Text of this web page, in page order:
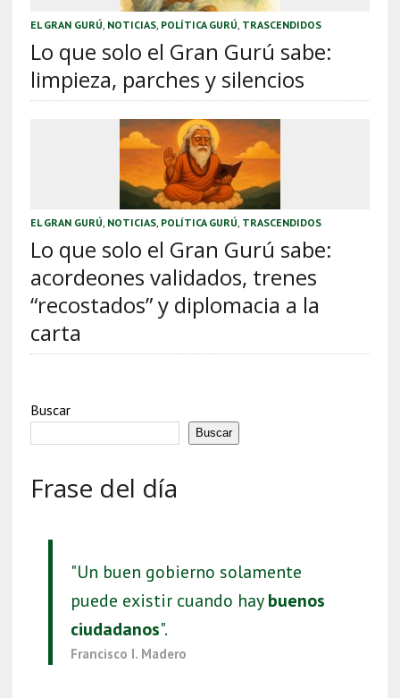
EL GRAN GURÚ NOTICIAS, POLÍTICA GURÚ TRASCENDIDOS
Lo que solo el Gran Gurú sabe:
limpieza, parches y silencios
EL GRAN GURÚ NOTICIAS, POLÍTICA GURÚ TRASCENDIDOS
Lo que solo el Gran Gurú sabe:
acordeones validados, trenes
“recostados” y diplomacia a la
carta
Buscar
Buscar
Frase del día
"Un buen gobierno solamente
puede existir cuando haybuenos
ciudadanos".
Francisco I. Madero